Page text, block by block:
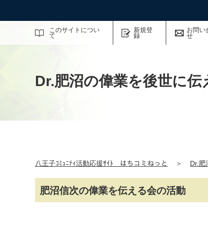
このサイトについ
て
新規登
録
お問い
せ
サイト内検索
Dr.肥沼の偉業を後世に伝
八王子ｺﾐｭﾆﾃｨ活動応援ｻｲﾄ はちコミねっと ＞ Dr.肥
肥沼信次の偉業を伝える会の活動